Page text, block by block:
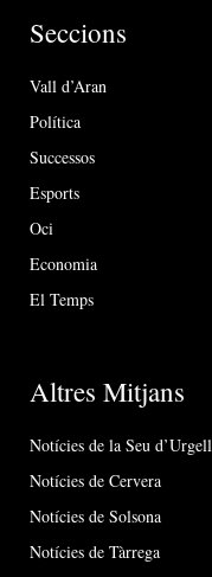
Seccions
Vall d’Aran
Política
Successos
Esports
Oci
Economia
El Temps
Altres Mitjans
Notícies de la Seu d’Urgell
Notícies de Cervera
Notícies de Solsona
Notícies de Tàrrega